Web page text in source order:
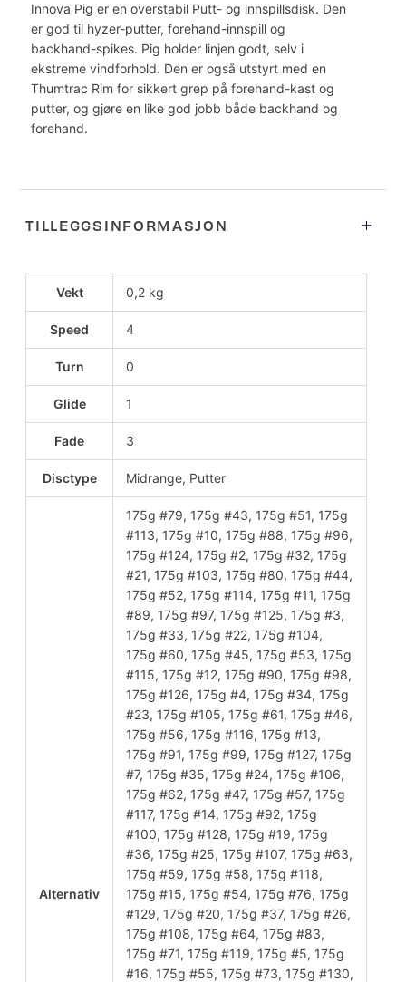
Innova Pig er en overstabil Putt- og innspillsdisk. Den
er god til hyzer-putter, forehand-innspill og
backhand-spikes. Pig holder linjen godt, selv i
ekstreme vindforhold. Den er også utstyrt med en
Thumtrac Rim for sikkert grep på forehand-kast og
putter, og gjøre en like god jobb både backhand og
forehand.
TILLEGGSINFORMASJON
Vekt 0,2 kg
Speed 4
Turn 0
Glide 1
Fade 3
Disctype Midrange, Putter
Alternativ
175g #79, 175g #43, 175g #51, 175g
#113, 175g #10, 175g #88, 175g #96,
175g #124, 175g #2, 175g #32, 175g
#21, 175g #103, 175g #80, 175g #44,
175g #52, 175g #114, 175g #11, 175g
#89, 175g #97, 175g #125, 175g #3,
175g #33, 175g #22, 175g #104,
175g #60, 175g #45, 175g #53, 175g
#115, 175g #12, 175g #90, 175g #98,
175g #126, 175g #4, 175g #34, 175g
#23, 175g #105, 175g #61, 175g #46,
175g #56, 175g #116, 175g #13,
175g #91, 175g #99, 175g #127, 175g
#7, 175g #35, 175g #24, 175g #106,
175g #62, 175g #47, 175g #57, 175g
#117, 175g #14, 175g #92, 175g
#100, 175g #128, 175g #19, 175g
#36, 175g #25, 175g #107, 175g #63,
175g #59, 175g #58, 175g #118,
175g #15, 175g #54, 175g #76, 175g
#129, 175g #20, 175g #37, 175g #26,
175g #108, 175g #64, 175g #83,
175g #71, 175g #119, 175g #5, 175g
#16, 175g #55, 175g #73, 175g #130,